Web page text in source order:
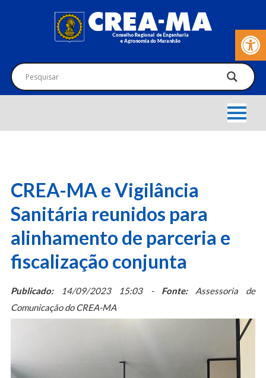
Barra de
CREA-MA e Vigilância
Sanitária reunidos para
alinhamento de parceria e
fiscalização conjunta
Publicado:14/09/2023 15:03 - Fonte:Assessoria de
Comunicação do CREA-MA